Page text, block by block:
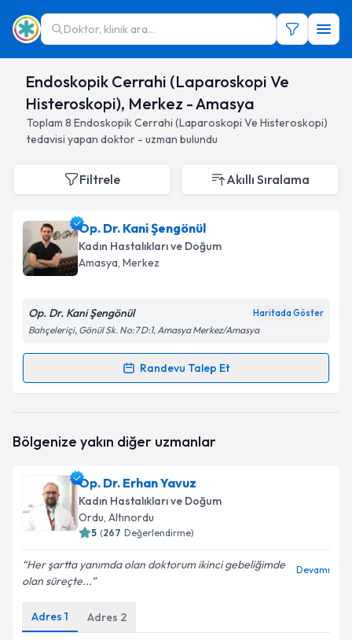
Doktor, klinik ara...
Endoskopik Cerrahi (Laparoskopi Ve
Histeroskopi), Merkez - Amasya
Toplam 8 Endoskopik Cerrahi (Laparoskopi Ve Histeroskopi)
tedavisi yapan doktor - uzman bulundu
Filtrele Akıllı Sıralama
Op. Dr. Kani Şengönül
Kadın Hastalıkları ve Doğum
Amasya, Merkez
Op. Dr. Kani Şengönül Haritada Göster
Bahçeleriçi, Gönül Sk. No:7 D:1, Amasya Merkez/Amasya
Randevu Talep Et
Randevu Takvimi Talebi
oluşturun. Size bu uzmandan randevu almanız için bir
E-posta Adresiniz
Kişisel verilerimin işlenmesine ilişkinAydınlatma
Metni
Bölgenize yakın diğer uzmanlar
Op. Dr. Erhan Yavuz
Kadın Hastalıkları ve Doğum
Ordu, Altınordu
5 (267 Değerlendirme)
Her şartta yanımda olan doktorum ikinci gebeliğimde
olan süreçte...
Devamı
Adres 1 Adres 2